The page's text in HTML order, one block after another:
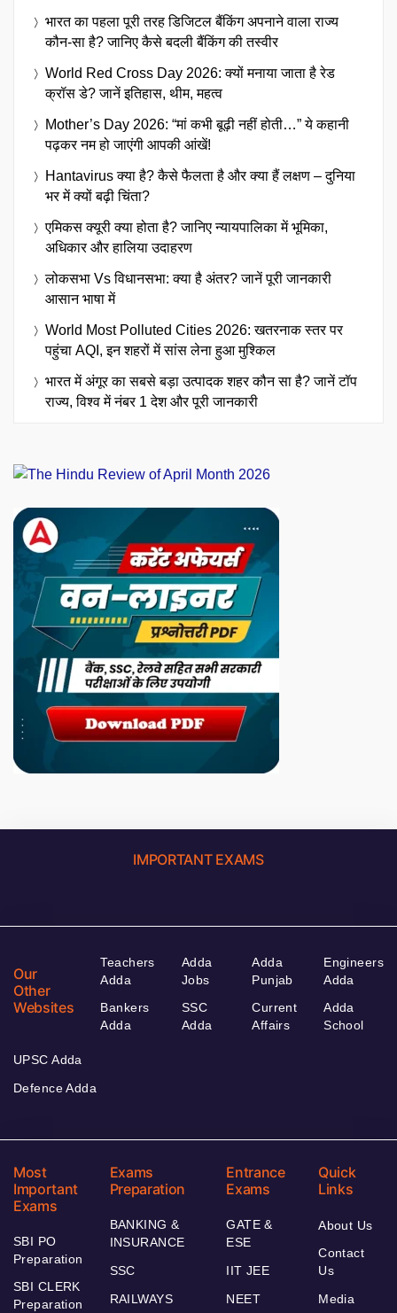
भारत का पहला पूरी तरह डिजिटल बैंकिंग अपनाने वाला राज्य
कौन-सा है? जानिए कैसे बदली बैंकिंग की तस्वीर
World Red Cross Day 2026: क्यों मनाया जाता है रेड
क्रॉस डे? जानें इतिहास, थीम, महत्व
Mother’s Day 2026: “मां कभी बूढ़ी नहीं होती…” ये कहानी
पढ़कर नम हो जाएंगी आपकी आंखें!
Hantavirus क्या है? कैसे फैलता है और क्या हैं लक्षण – दुनिया
भर में क्यों बढ़ी चिंता?
एमिकस क्यूरी क्या होता है? जानिए न्यायपालिका में भूमिका,
अधिकार और हालिया उदाहरण
लोकसभा Vs विधानसभा: क्या है अंतर? जानें पूरी जानकारी
आसान भाषा में
World Most Polluted Cities 2026: खतरनाक स्तर पर
पहुंचा AQI, इन शहरों में सांस लेना हुआ मुश्किल
भारत में अंगूर का सबसे बड़ा उत्पादक शहर कौन सा है? जानें टॉप
राज्य, विश्व में नंबर 1 देश और पूरी जानकारी
IMPORTANT EXAMS
Our
Other
Websites
Teachers
Adda
Bankers
Adda
Adda
Jobs
SSC
Adda
Adda
Punjab
Current
Affairs
Engineers
Adda
Adda
School
UPSC Adda
Defence Adda
Most
Important
Exams
SBI PO
Preparation
SBI CLERK
Preparation
Exams
Preparation
BANKING &
INSURANCE
SSC
RAILWAYS
Entrance
Exams
GATE &
ESE
IIT JEE
NEET
Quick
Links
About Us
Contact
Us
Media